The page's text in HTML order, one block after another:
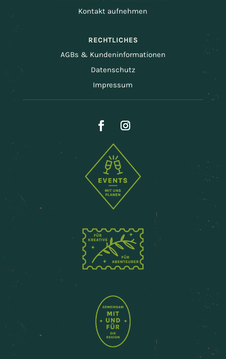
Kontakt aufnehmen
RECHTLICHES
AGBs & Kundeninformationen
Datenschutz
Impressum